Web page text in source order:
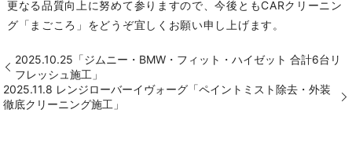
更なる品質向上に努めて参りますので、今後ともCARクリーニン
グ「まごころ」をどうぞ宜しくお願い申し上げます。
2025.10.25「ジムニー・BMW・フィット・ハイゼット 合計6台リ
フレッシュ施工」
2025.11.8 レンジローバーイヴォーグ「ペイントミスト除去・外装
徹底クリーニング施工」